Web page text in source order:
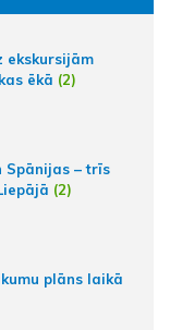
ekskursijām
ēkā (2)
Spānijas – trīs
(2)
plāns laikā